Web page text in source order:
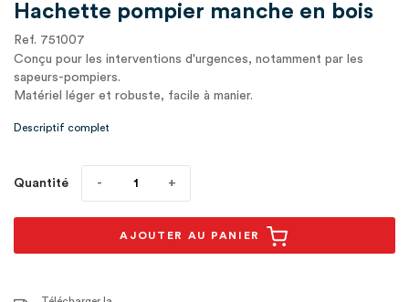
Hachette pompier manche en bois
Ref. 751007
Conçu pour les interventions d'urgences, notamment par les
sapeurs-pompiers.
Matériel léger et robuste, facile à manier.
Descriptif complet
Quantité
AJOUTER AU PANIER